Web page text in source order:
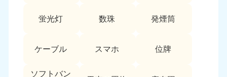
蛍光灯 数珠 発煙筒
ケーブル スマホ 位牌
ソフトバン
9:00〜19:00 年中無休 9:00〜19:00 年中無休
長崎県
050-1880-9891
鹿児島県
050-1880-9889